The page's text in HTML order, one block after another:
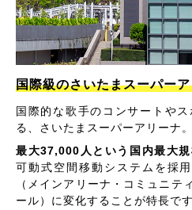
国際級のさいたまスーパー
国際的な歌手のコンサートや
る、さいたまスーパーアリーナ。
最大37,000人という国内最大
可動式空間移動システムを採
（メインアリーナ・コミュニテ
ール）に変化することが特長です